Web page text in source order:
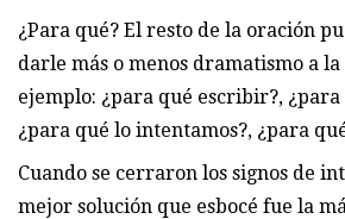
¿Para qué? El resto de la oración
darle más o menos dramatismo a
ejemplo: ¿para qué escribir?,
¿para qué lo intentamos?, ¿para
Cuando se cerraron los signos de
mejor solución que esbocé fue la